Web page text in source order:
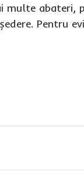
abateri,
Pentru